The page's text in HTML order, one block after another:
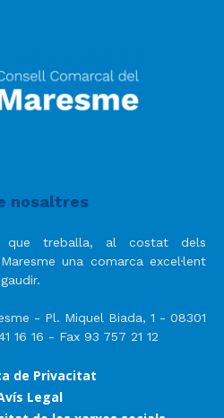
nosaltres
que treballa, al costat dels
una comarca excel·lent
- Pl. Miquel Biada, 1 - 08301
16 16 - Fax 93 757 21 12
de Privacitat
Legal